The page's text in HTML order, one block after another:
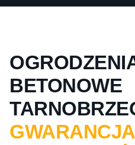
BETONOWE